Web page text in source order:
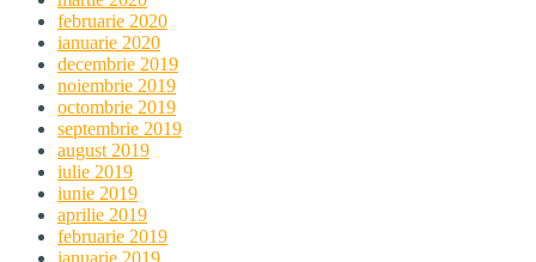
februarie 2020
ianuarie 2020
decembrie 2019
noiembrie 2019
octombrie 2019
septembrie 2019
august 2019
iulie 2019
iunie 2019
aprilie 2019
februarie 2019
ianuarie 2019